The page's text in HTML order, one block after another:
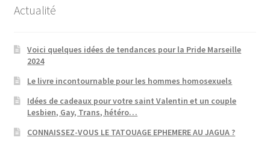
Actualité
Voici quelques idées de tendances pour la Pride Marseille
2024
Le livre incontournable pour les hommes homosexuels
Idées de cadeaux pour votre saint Valentin et un couple
Lesbien, Gay, Trans, hétéro…
CONNAISSEZ-VOUS LE TATOUAGE EPHEMERE AU JAGUA ?